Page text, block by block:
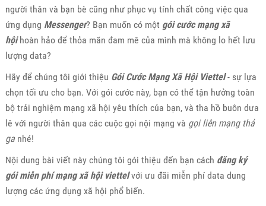
người thân và bạn bè cũng như phục vụ tính chất công việc qua
ứng dụng Messenger? Bạn muốn có một gói cước mạng xã
hộihoàn hảo để thỏa mãn đam mê của mình mà không lo hết lưu
lượng data?
Hãy để chúng tôi giới thiệu Gói Cước Mạng Xã Hội Viettel- sự lựa
chọn tối ưu cho bạn. Với gói cước này, bạn có thể tận hưởng toàn
bộ trải nghiệm mạng xã hội yêu thích của bạn, và tha hồ buôn dưa
lê với người thân qua các cuộc gọi nội mạng và gọi liên mạng thả
ga nhé!
Nội dung bài viết này chúng tôi gói thiệu đến bạn cách đăng ký
gói miễn phí mạng xã hội viettelvới ưu đãi miễn phí data dung
lượng các ứng dụng xã hội phổ biến.